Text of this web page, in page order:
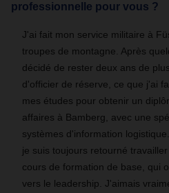
professionnelle pour vous ?
J'ai fait mon service militaire à
troupes de montagne. Après
décidé de rester deux ans de
d'officier de réserve, ce que j'ai
mes études pour obtenir un
affaires à Bamberg, avec une
systèmes d'information
je suis toujours retourné
cours de formation de base, qui
vers le leadership. J'aimais